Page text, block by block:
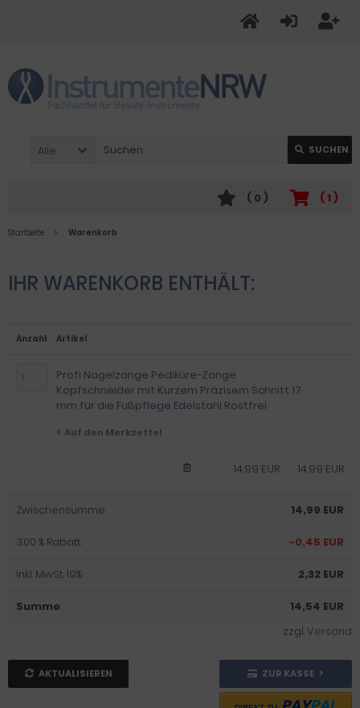
Alle SUCHEN
( 1 )
( 0 )
Startseite Warenkorb
IHR WARENKORB ENTHÄLT:
Anzahl Artikel
Profi Nagelzange Pediküre-Zange
Kopfschneider mit Kurzem Präzisem Schnitt 17
mm für die Fußpflege Edelstahl Rostfrei
Auf den Merkzettel
14,99 EUR
14,99 EUR
Zwischensumme: 14,99 EUR
3.00 % Rabatt: -0,45 EUR
inkl. MwSt. 19%: 2,32 EUR
Summe:
14,54 EUR
zzgl.Versand
AKTUALISIEREN ZUR KASSE